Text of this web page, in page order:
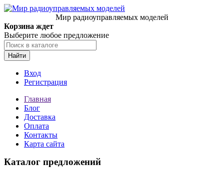
Мир радиоуправляемых моделей
Корзина ждет
Выберите любое предложение
Найти
Вход
Регистрация
Главная
Блог
Доставка
Оплата
Контакты
Карта сайта
Каталог предложений